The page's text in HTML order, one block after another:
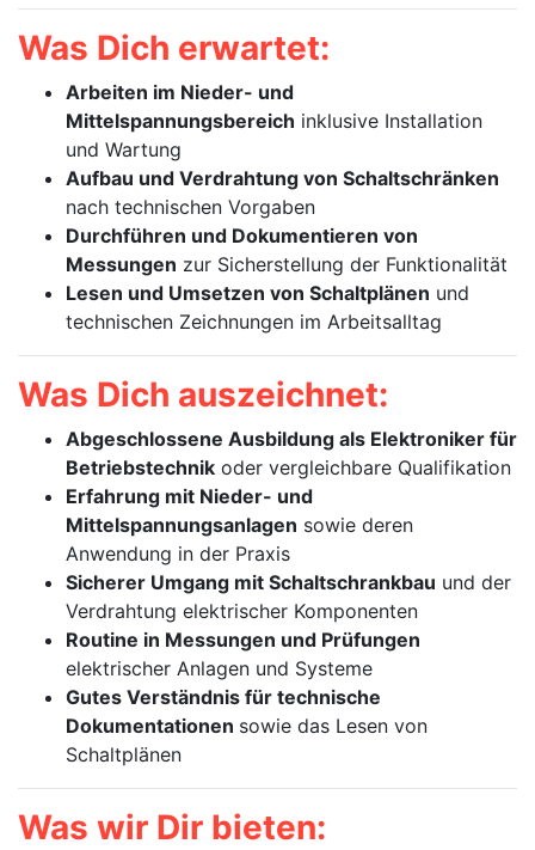
Was Dich erwartet:
Arbeiten im Nieder- und
Mittelspannungsbereich inklusive Installation
und Wartung
Aufbau und Verdrahtung von Schaltschränken
nach technischen Vorgaben
Durchführen und Dokumentieren von
Messungen zur Sicherstellung der Funktionalität
Lesen und Umsetzen von Schaltplänen und
technischen Zeichnungen im Arbeitsalltag
Was Dich auszeichnet:
Abgeschlossene Ausbildung als Elektroniker für
Betriebstechnik oder vergleichbare Qualifikation
Erfahrung mit Nieder- und
Mittelspannungsanlagen sowie deren
Anwendung in der Praxis
Sicherer Umgang mit Schaltschrankbau und der
Verdrahtung elektrischer Komponenten
Routine in Messungen und Prüfungen
elektrischer Anlagen und Systeme
Gutes Verständnis für technische
Dokumentationen sowie das Lesen von
Schaltplänen
Was wir Dir bieten: